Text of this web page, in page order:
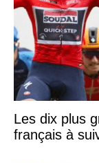
Les dix plus
français à